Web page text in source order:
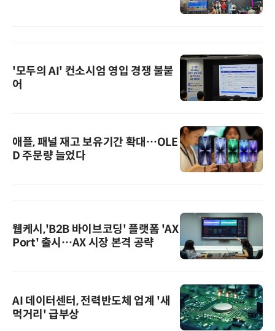
'모두의 AI' 컨소시엄 영입 경쟁 불붙
어
애플, 패널 재고 보유기간 확대…OLE
D 주문량 늘었다
웹케시,'B2B 바이브코딩' 플랫폼 'AX
Port' 출시…AX 시장 본격 공략
AI 데이터센터, 전력반도체 업계 '새
먹거리' 급부상